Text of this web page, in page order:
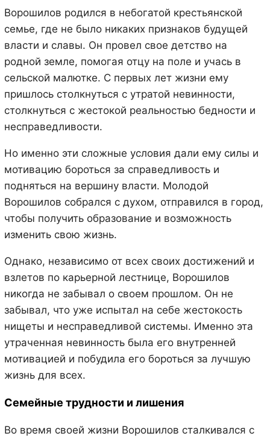
Ворошилов родился в небогатой крестьянской
семье, где не было никаких признаков будущей
власти и славы. Он провел свое детство на
родной земле, помогая отцу на поле и учась в
сельской малютке. С первых лет жизни ему
пришлось столкнуться с утратой невинности,
столкнуться с жестокой реальностью бедности и
несправедливости.
Но именно эти сложные условия дали ему силы и
мотивацию бороться за справедливость и
подняться на вершину власти. Молодой
Ворошилов собрался с духом, отправился в город,
чтобы получить образование и возможность
изменить свою жизнь.
Однако, независимо от всех своих достижений и
взлетов по карьерной лестнице, Ворошилов
никогда не забывал о своем прошлом. Он не
забывал, что уже испытал на себе жестокость
нищеты и несправедливой системы. Именно эта
утраченная невинность была его внутренней
мотивацией и побудила его бороться за лучшую
жизнь для всех.
Семейные трудности и лишения
Во время своей жизни Ворошилов сталкивался с